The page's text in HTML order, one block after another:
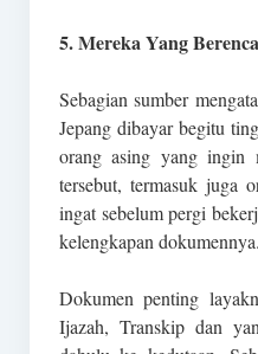
5. Mereka Yang
Sebagian sumber
Jepang dibayar begitu
orang asing yang ingin
tersebut, termasuk juga
ingat sebelum pergi
kelengkapan dokumennya.
Dokumen penting
Ijazah, Transkip dan